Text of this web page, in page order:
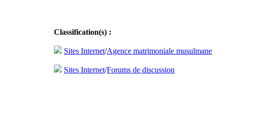
Classification(s) :
Sites Internet/Agence matrimoniale musulmane
Sites Internet/Forums de discussion